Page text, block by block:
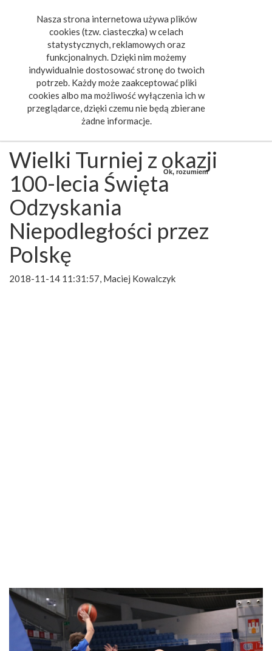
Nasza strona internetowa używa plików
cookies (tzw. ciasteczka) w celach
statystycznych, reklamowych oraz
funkcjonalnych. Dzięki nim możemy
indywidualnie dostosować stronę do twoich
potrzeb. Każdy może zaakceptować pliki
cookies albo ma możliwość wyłączenia ich w
przeglądarce, dzięki czemu nie będą zbierane
żadne informacje.
Ok, rozumiem
Wielki Turniej z okazji
100-lecia Święta
Odzyskania
Niepodległości przez
Polskę
2018-11-14 11:31:57, Maciej Kowalczyk